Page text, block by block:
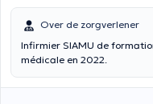
Over de zorgverlener
Infirmier SIAMU de
médicale en 2022.